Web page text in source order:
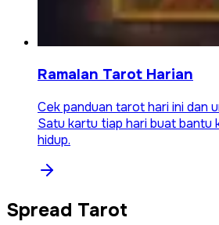
Ramalan Tarot Harian
Cek panduan tarot hari ini dan
Satu kartu tiap hari buat bantu
hidup.
Spread Tarot